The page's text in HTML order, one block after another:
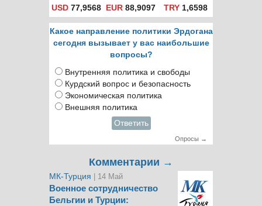
USD 77,9568 EUR 88,9097 TRY1,6598
Какое направление политики Эрдогана
сегодня вызывает у вас наибольшие
вопросы?
Внутренняя политика и свободы
Курдский вопрос и безопасность
Экономическая политика
Внешняя политика
Ответить
Опросы →
Комментарии →
МК-Турция | 14 Май
Военное сотрудничество
Бельгии и Турции: